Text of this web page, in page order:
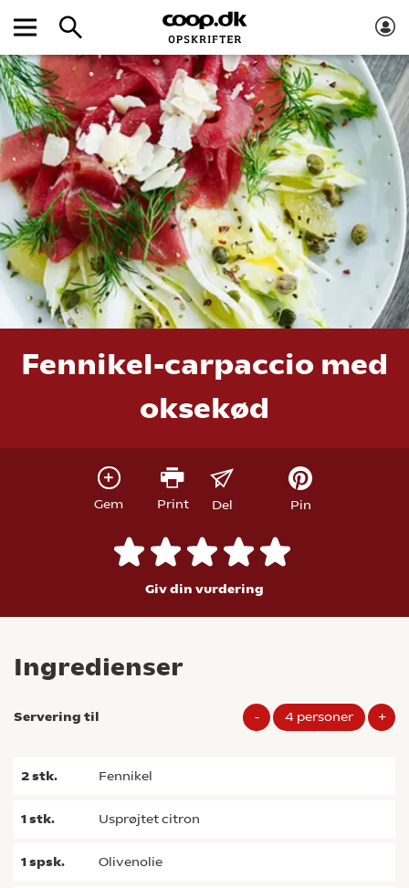
Fennikel-carpaccio med
oksekød
Gem Print Del Pin
Giv din vurdering
Ingredienser
Servering til - 4 personer +
2stk. fennikel
1stk. usprøjtet citron
1spsk. olivenolie